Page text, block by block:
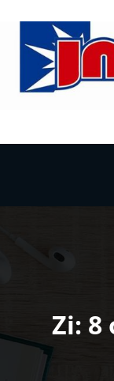
conținut
Zi: 8